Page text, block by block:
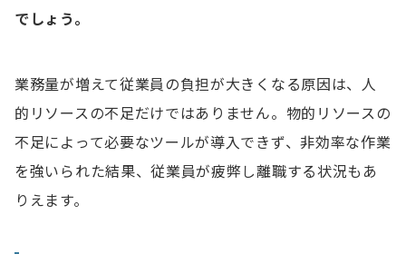
でしょう。
業務量が増えて従業員の負担が大きくなる原因は、人
的リソースの不足だけではありません。物的リソースの
不足によって必要なツールが導入できず、非効率な作業
を強いられた結果、従業員が疲弊し離職する状況もあ
りえます。